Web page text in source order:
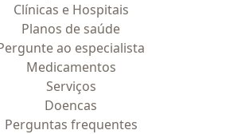
Clínicas e Hospitais
Planos de saúde
ao especialista
Medicamentos
Serviços
Doencas
Perguntas frequentes